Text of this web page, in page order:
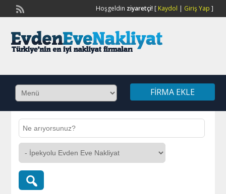
Hoşgeldin ziyaretçi![ Kaydol | Giriş Yap ]
FIRMA EKLE